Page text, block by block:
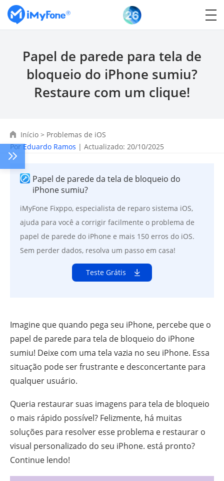
Papel de parede para tela de
bloqueio do iPhone sumiu?
Restaure com um clique!
Início > Problemas de iOS
PorEduardo Ramos | Actualizado: 20/10/2025
Papel de parede da tela de bloqueio do
iPhone sumiu?
iMyFone Fixppo, especialista de reparo sistema iOS,
ajuda para você a corrigir facilmente o problema de
papel de parede do iPhone e mais 150 erros do iOS.
Sem perder dados, resolva um passo em casa!
Teste Grátis
Imagine que quando pega seu iPhone, percebe que o
papel de parede para tela de bloqueio do iPhone
sumiu! Deixe com uma tela vazia no seu iPhone. Essa
situação pode ser frustrante e desconcertante para
qualquer usuário.
Queria restaurar suas imagens para tela de bloqueio
o mais rápido possível? Felizmente, há muitas
soluções para resolver esse problema e restaurar o
visual personalizado do seu iPhone. está pronto?
Continue lendo!